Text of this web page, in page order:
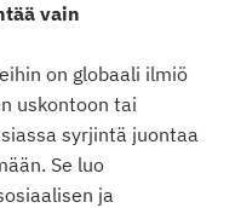
vain
on globaali ilmiö
uskontoon tai
syrjintä juontaa
Se luo
ja